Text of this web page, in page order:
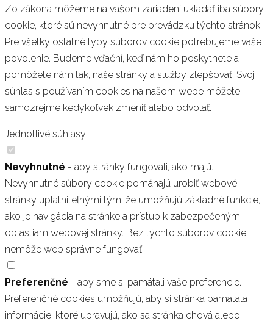
Zo zákona môžeme na vašom zariadení ukladať iba súbory
cookie, ktoré sú nevyhnutné pre prevádzku týchto stránok.
Pre všetky ostatné typy súborov cookie potrebujeme vaše
povolenie. Budeme vďační, keď nám ho poskytnete a
pomôžete nám tak, naše stránky a služby zlepšovať. Svoj
súhlas s používaním cookies na našom webe môžete
samozrejme kedykoľvek zmeniť alebo odvolať.
Jednotlivé súhlasy
Nevyhnutné - aby stránky fungovali, ako majú.
Nevyhnutné súbory cookie pomáhajú urobiť webové
stránky uplatniteľnými tým, že umožňujú základné funkcie,
ako je navigácia na stránke a prístup k zabezpečeným
oblastiam webovej stránky. Bez týchto súborov cookie
nemôže web správne fungovať.
Preferenčné - aby sme si pamätali vaše preferencie.
Preferenčné cookies umožňujú, aby si stránka pamätala
informácie, ktoré upravujú, ako sa stránka chová alebo